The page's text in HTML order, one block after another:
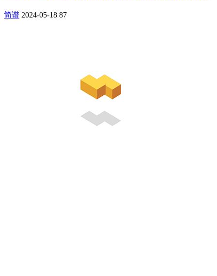
简谱 2024-05-18 87